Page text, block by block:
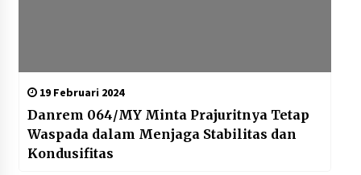
19 Februari 2024
Danrem 064/MY Minta Prajuritnya Tetap
Waspada dalam Menjaga Stabilitas dan
Kondusifitas